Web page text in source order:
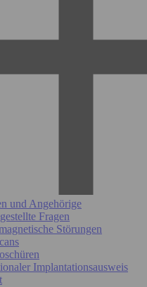
und Angehörige
Fragen
Störungen
Implantationsausweis